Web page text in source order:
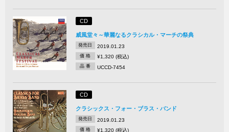
CD
威風堂々～華麗なるクラシカル・マーチの祭典
発売日 2019.01.23
価 格 ¥1,320 (税込)
品 番 UCCD-7454
CD
クラシックス・フォー・ブラス・バンド
発売日 2019.01.23
価 格 ¥1,320 (税込)